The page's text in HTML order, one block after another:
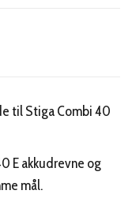
til Stiga Combi 40
E akkudrevne og
mål.